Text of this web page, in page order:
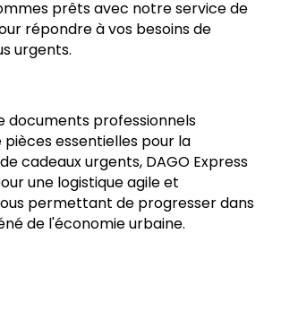
prêts avec notre service de
répondre à vos besoins de
urgents.
documents professionnels
essentielles pour la
cadeaux urgents, DAGO Express
une logistique agile et
permettant de progresser dans
de l'économie urbaine.